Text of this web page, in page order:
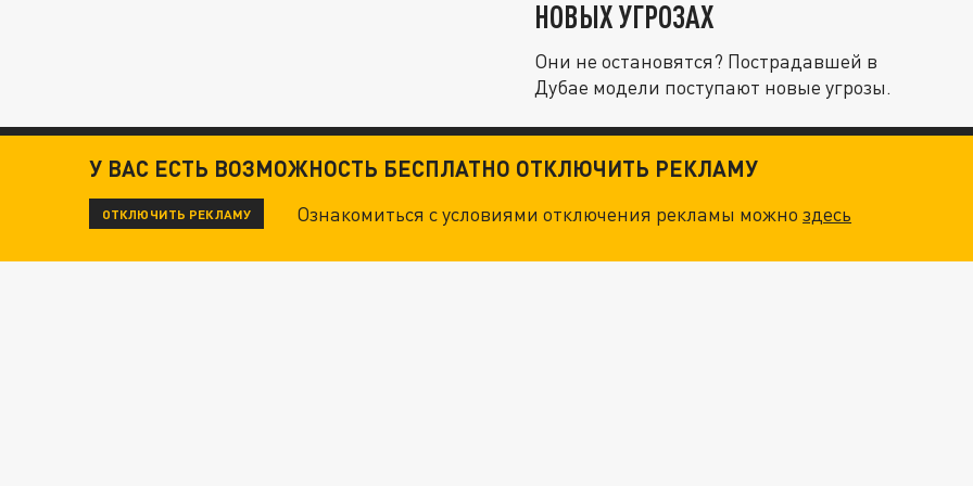
НОВЫХ УГРОЗАХ
Они не остановятся? Пострадавшей в
Дубае модели поступают новые угрозы.
У ВАС ЕСТЬ ВОЗМОЖНОСТЬ БЕСПЛАТНО ОТКЛЮЧИТЬ РЕКЛАМУ
ОТКЛЮЧИТЬ РЕКЛАМУ Ознакомиться с условиями отключения рекламы можноздесь